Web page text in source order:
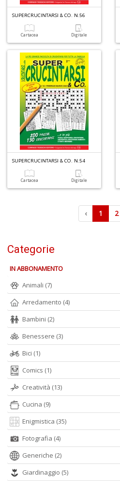
SUPERCRUCINTARSI & CO. N.56
Cartacea Digitale
SUPERCRUCINTARSI & CO. N.54
Cartacea Digitale
‹ 1 2
Categorie
IN ABBONAMENTO
Animali (7)
Arredamento (4)
Bambini (2)
Benessere (3)
Bici (1)
Comics (1)
Creatività (13)
Cucina (9)
Enigmistica (35)
Fotografia (4)
Generiche (2)
Giardinaggio (5)